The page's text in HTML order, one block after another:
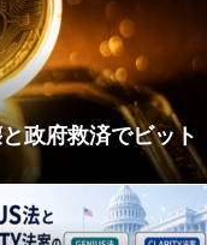
政府救済でビット